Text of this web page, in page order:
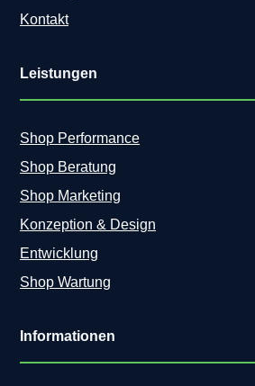
Kontakt
Leistungen
Shop Performance
Shop Beratung
Shop Marketing
Konzeption & Design
Entwicklung
Shop Wartung
Informationen